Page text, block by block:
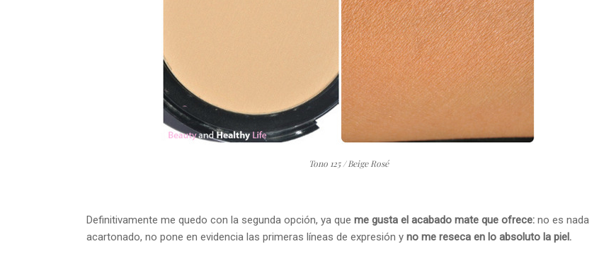
Tono 125 / Beige Rosé
Definitivamente me quedo con la segunda opción, ya que me gusta el acabado mate que ofrece: no es nada
acartonado, no pone en evidencia las primeras líneas de expresión y no me reseca en lo absoluto la piel.